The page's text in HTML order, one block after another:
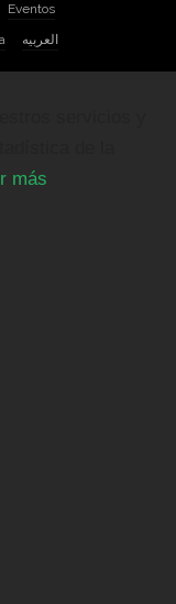
Eventos
العربيه
más